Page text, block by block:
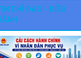
CHỈ ĐẠO - ĐIỀU